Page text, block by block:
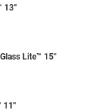
13''
Lite™ 15''
11''